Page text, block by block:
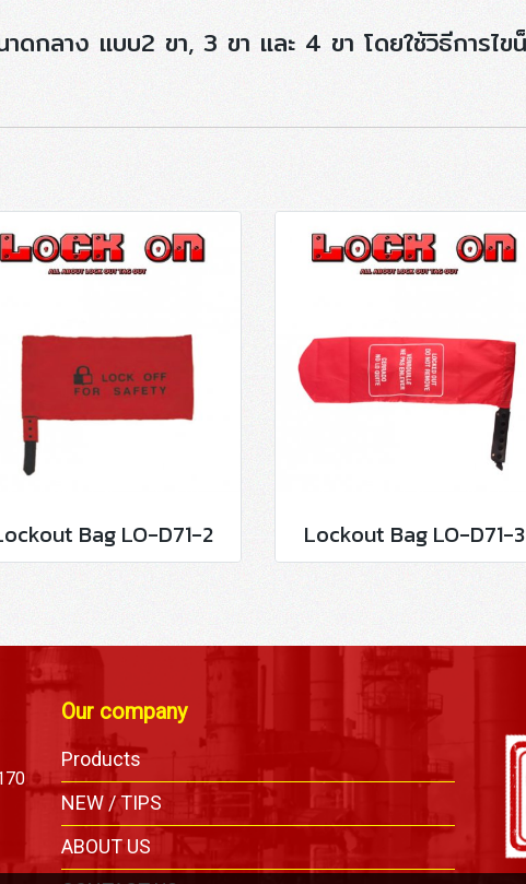
าดกลาง แบบ2 ขา, 3 ขา และ 4 ขา โดยใช้วิธีการไ
Bag LO-D71-2 Lockout Bag LO-D71-3
Our company
Products
NEW / TIPS
ABOUT US